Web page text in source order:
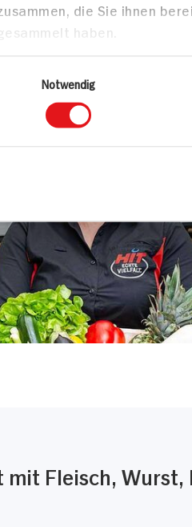
die Sie ihnen
haben.
Notwendig
Fleisch, Wurst,